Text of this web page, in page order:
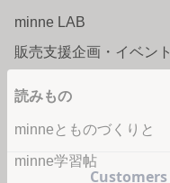
minne LAB
販売支援企画・イベント
読みもの
minneとものづくりと
minne学習帖